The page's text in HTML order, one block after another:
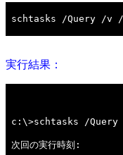
実行結果：